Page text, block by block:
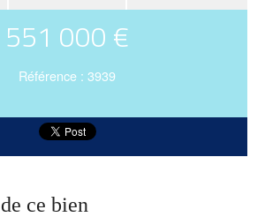
551 000 €
Référence : 3939
de ce bien